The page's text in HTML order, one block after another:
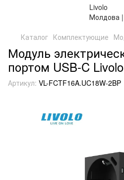
Каталог Комплектующие
Модуль
портом USB-C
Артикул: VL-FCTF16A.UC18W-2BP